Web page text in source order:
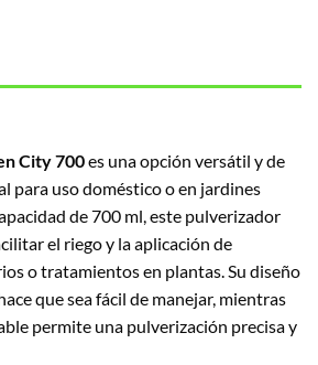
City 700es una opción versátil y de
para uso doméstico o en jardines
de 700 ml, este pulverizador
el riego y la aplicación de
o tratamientos en plantas. Su diseño
que sea fácil de manejar, mientras
permite una pulverización precisa y